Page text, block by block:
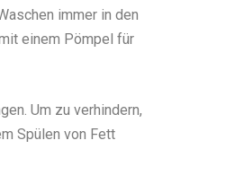
immer in den
einem Pömpel für
Um zu verhindern,
Spülen von Fett